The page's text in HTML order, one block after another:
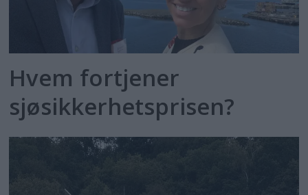
Hvem fortjener
sjøsikkerhetsprisen?